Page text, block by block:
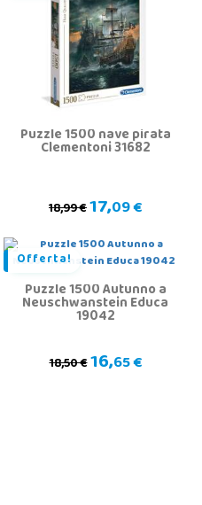
Puzzle 1500 nave pirata
Clementoni 31682
18,99 €17,09 €
Offerta!
Puzzle 1500 Autunno a
Neuschwanstein Educa
19042
18,50 €16,65 €